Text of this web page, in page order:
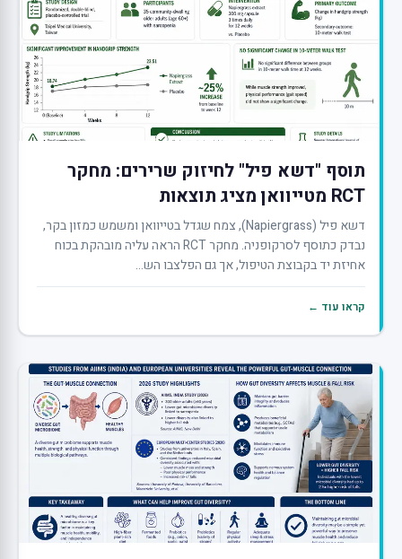
תוסף "דשא פיל" לחיזוק שרירים: מחקר
RCT מטייוואן מציג תוצאות
דשא פיל (Napiergrass), צמח שגדל בטייוואן ומשמש כמזון בקר,
נבדק כתוסף לסרקופניה. מחקר RCT הראה עליה מובהקת בכוח
אחיזת יד בקבוצת הטיפול, אך גם הפלצבו הש...
קראו עוד ←